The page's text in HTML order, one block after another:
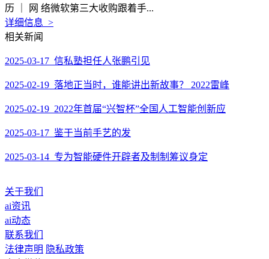
历 ｜ 网 络微软第三大收购跟着手...
详细信息 >
相关新闻
2025-03-17 信私塾担任人张鹏引见
2025-02-19 落地正当时，谁能讲出新故事？ 2022雷峰
2025-02-19 2022年首届“兴智杯”全国人工智能创新应
2025-03-17 鉴于当前手艺的发
2025-03-14 专为智能硬件开辟者及制制筹议身定
关于我们
ai资讯
ai动态
联系我们
法律声明 隐私政策